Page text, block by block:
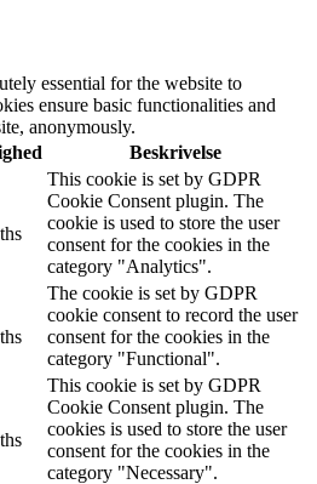
essential for the website to
ensure basic functionalities and
anonymously.
Beskrivelse
This cookie is set by GDPR
Cookie Consent plugin. The
cookie is used to store the user
consent for the cookies in the
category "Analytics".
The cookie is set by GDPR
cookie consent to record the user
consent for the cookies in the
category "Functional".
This cookie is set by GDPR
Cookie Consent plugin. The
cookies is used to store the user
consent for the cookies in the
category "Necessary".